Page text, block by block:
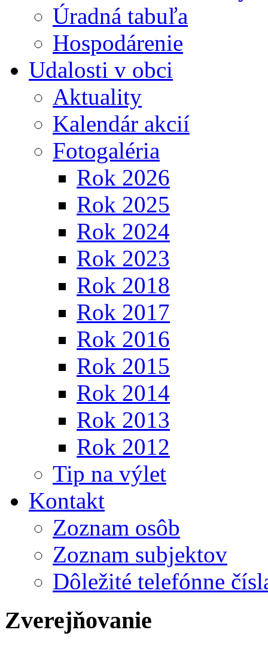
Úradná tabuľa
Hospodárenie
Udalosti v obci
Aktuality
Kalendár akcií
Fotogaléria
Rok 2026
Rok 2025
Rok 2024
Rok 2023
Rok 2018
Rok 2017
Rok 2016
Rok 2015
Rok 2014
Rok 2013
Rok 2012
Tip na výlet
Kontakt
Zoznam osôb
Zoznam subjektov
Dôležité telefónne
Zverejňovanie